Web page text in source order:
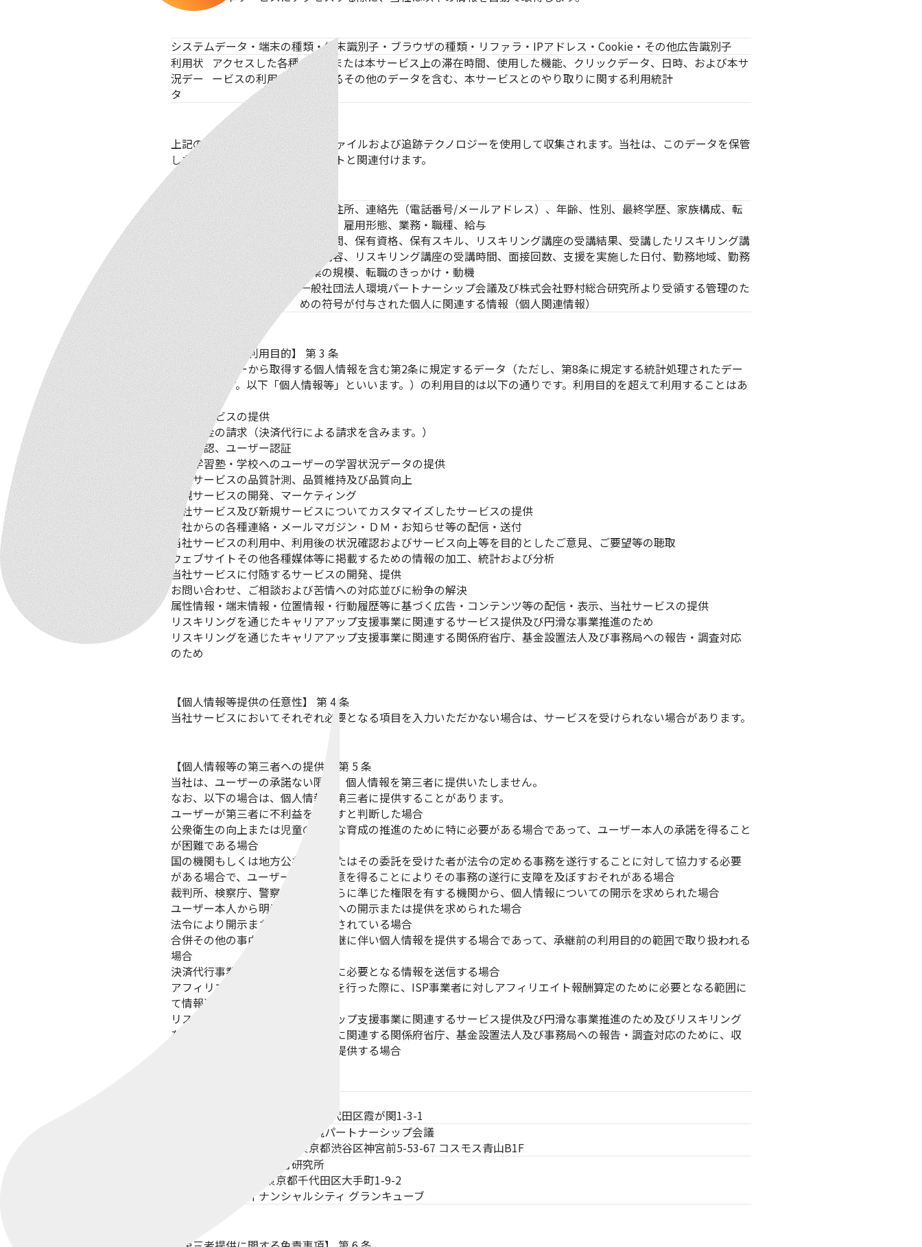
システムデータ ・端末の種類・端末識別子・ブラウザの種類・リファラ・IPアドレス・Cookie・その他広告識別子
利用状
況デー
タ
アクセスした各種ページまたは本サービス上の滞在時間、使用した機能、クリックデータ、日時、および本サ
ービスの利用状況に関するその他のデータを含む、本サービスとのやり取りに関する利用統計
上記のデータは、サーバーログファイルおよび追跡テクノロジーを使用して収集されます。当社は、このデータを保管
したうえで、ユーザーのアカウントと関連付けます。
氏名、住所、連絡先（電話番号/メールアドレス）、年齢、性別、最終学歴、家族構成、転
職結果、雇用形態、業務・職種、給与
労働時間、保有資格、保有スキル、リスキリング講座の受講結果、受講したリスキリング講
座の内容、リスキリング講座の受講時間、面接回数、支援を実施した日付、勤務地域、勤務
企業の規模、転職のきっかけ・動機
一般社団法人環境パートナーシップ会議及び株式会社野村総合研究所より受領する管理のた
めの符号が付与された個人に関連する情報（個人関連情報）
【個人情報等の利用目的】
第 3 条
当社がユーザーから取得する個人情報を含む第2条に規定するデータ（ただし、第8条に規定する統計処理されたデー
タを除きます。以下「個人情報等」といいます。）の利用目的は以下の通りです。利用目的を超えて利用することはあ
りません。
当社サービスの提供
利用料金の請求（決済代行による請求を含みます。）
本人確認、ユーザー認証
提携学習塾・学校へのユーザーの学習状況データの提供
当社サービスの品質計測、品質維持及び品質向上
新規サービスの開発、マーケティング
当社サービス及び新規サービスについてカスタマイズしたサービスの提供
当社からの各種連絡・メールマガジン・ＤＭ・お知らせ等の配信・送付
当社サービスの利用中、利用後の状況確認およびサービス向上等を目的としたご意見、ご要望等の聴取
ウェブサイトその他各種媒体等に掲載するための情報の加工、統計および分析
当社サービスに付随するサービスの開発、提供
お問い合わせ、ご相談および苦情への対応並びに紛争の解決
属性情報・端末情報・位置情報・行動履歴等に基づく広告・コンテンツ等の配信・表示、当社サービスの提供
リスキリングを通じたキャリアアップ支援事業に関連するサービス提供及び円滑な事業推進のため
リスキリングを通じたキャリアアップ支援事業に関連する関係府省庁、基金設置法人及び事務局への報告・調査対応
のため
【個人情報等提供の任意性】
第 4 条
当社サービスにおいてそれぞれ必要となる項目を入力いただかない場合は、サービスを受けられない場合があります。
【個人情報等の第三者への提供】
第 5 条
当社は、ユーザーの承諾ない限り、個人情報を第三者に提供いたしません。
なお、以下の場合は、個人情報を第三者に提供することがあります。
ユーザーが第三者に不利益を及ぼすと判断した場合
公衆衛生の向上または児童の健全な育成の推進のために特に必要がある場合であって、ユーザー本人の承諾を得ること
が困難である場合
国の機関もしくは地方公共団体またはその委託を受けた者が法令の定める事務を遂行することに対して協力する必要
がある場合で、ユーザー本人の同意を得ることによりその事務の遂行に支障を及ぼすおそれがある場合
裁判所、検察庁、警察またはこれらに準じた権限を有する機関から、個人情報についての開示を求められた場合
ユーザー本人から明示的に第三者への開示または提供を求められた場合
法令により開示または提供が許容されている場合
合併その他の事由による事業の承継に伴い個人情報を提供する場合であって、承継前の利用目的の範囲で取り扱われる
場合​
決済代行事業者による決済のために必要となる情報を送信する場合
アフィリエイト広告へのアクセスを行った際に、ISP事業者に対しアフィリエイト報酬算定のために必要となる範囲に
て情報送信する場合
リスキリングを通じたキャリアアップ支援事業に関連するサービス提供及び円滑な事業推進のため及びリスキリング
を通じたキャリアアップ支援事業に関連する関係府省庁、基金設置法人及び事務局への報告・調査対応のために、収
集した個人情報を以下の各機関に提供する場合
〒100-8901 東京都千代田区霞が関1-3-1
一般社団法人環境パートナーシップ会議
〒150-0001 東京都渋谷区神宮前5-53-67 コスモス青山B1F
株式会社野村総合研究所
〒100-0004 東京都千代田区大手町1-9-2
大手町フィナンシャルシティ グランキューブ